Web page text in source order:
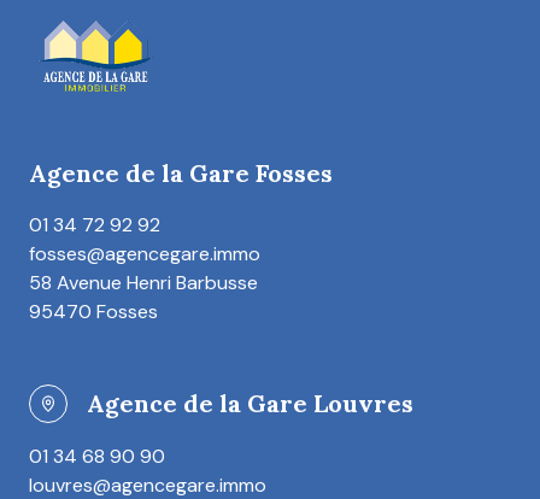
Agence de la Gare Fosses
01 34 72 92 92
fosses@agencegare.immo
58 Avenue Henri Barbusse
95470 Fosses
Agence de la Gare Louvres
01 34 68 90 90
louvres@agencegare.immo